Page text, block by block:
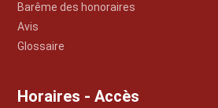
Barême des honoraires
Avis
Glossaire
Horaires - Accès